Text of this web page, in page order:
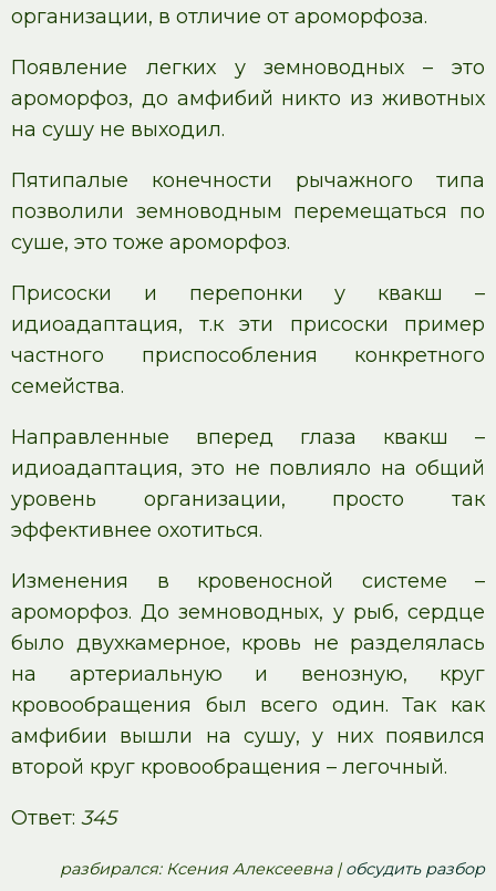
организации, в отличие от ароморфоза.
Появление легких у земноводных – это
ароморфоз, до амфибий никто из животных
на сушу не выходил.
Пятипалые конечности рычажного типа
позволили земноводным перемещаться по
суше, это тоже ароморфоз.
Присоски и перепонки у квакш –
идиоадаптация, т.к эти присоски пример
частного приспособления конкретного
семейства.
Направленные вперед глаза квакш –
идиоадаптация, это не повлияло на общий
уровень организации, просто так
эффективнее охотиться.
Изменения в кровеносной системе –
ароморфоз. До земноводных, у рыб, сердце
было двухкамерное, кровь не разделялась
на артериальную и венозную, круг
кровообращения был всего один. Так как
амфибии вышли на сушу, у них появился
второй круг кровообращения – легочный.
Ответ: 345
pазбирался: Ксения Алексеевна |обсудить разбор